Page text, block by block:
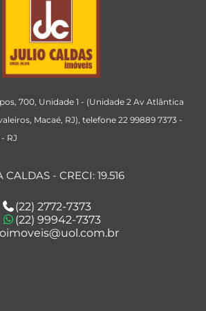
700, Unidade 1 - (Unidade 2 Av Atlântica
Macaé, RJ), telefone 22 99889 7373-
RJ
CALDAS - CRECI: 19.516
(22) 2772-7373
(22) 99942-7373